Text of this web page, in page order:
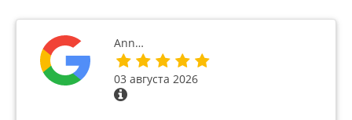
Ann…
03 августа 2026